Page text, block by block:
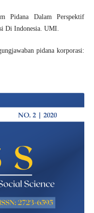
Pidana Dalam Perspektif
Di Indonesia. UMI.
pidana korporasi: